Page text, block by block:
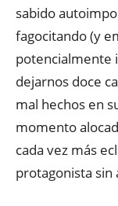
sabido
fagocitando (y
potencialmente
dejarnos doce
mal hechos en
momento
cada vez más
protagonista sin